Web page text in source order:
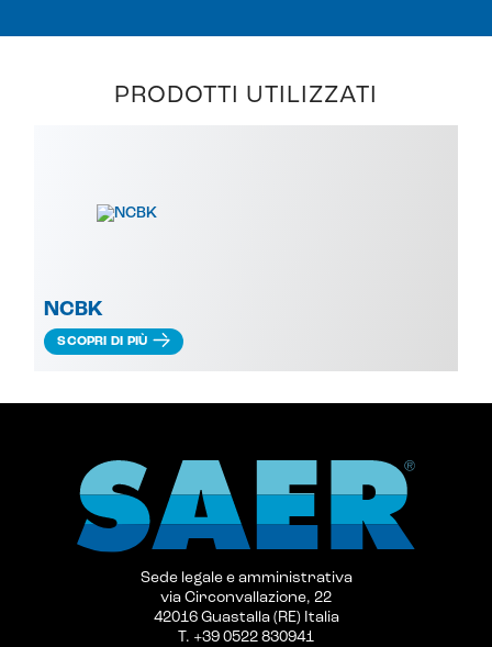
PRODOTTI UTILIZZATI
NCBK
SCOPRI DI PIÙ
Sede legale e amministrativa
via Circonvallazione, 22
42016 Guastalla (RE) Italia
T. +39 0522 830941